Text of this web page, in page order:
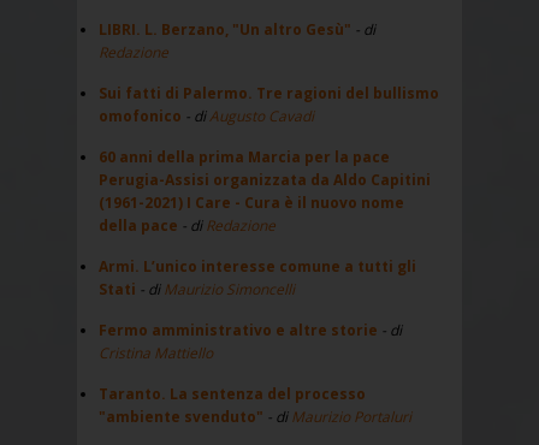
LIBRI. L. Berzano, "Un altro Gesù" - di
Redazione
Sui fatti di Palermo. Tre ragioni del bullismo
omofonico - diAugusto Cavadi
60 anni della prima Marcia per la pace
Perugia-Assisi organizzata da Aldo Capitini
(1961-2021) I Care - Cura è il nuovo nome
della pace - diRedazione
Armi. L’unico interesse comune a tutti gli
Stati - diMaurizio Simoncelli
Fermo amministrativo e altre storie - di
Cristina Mattiello
Taranto. La sentenza del processo
"ambiente svenduto" - diMaurizio Portaluri